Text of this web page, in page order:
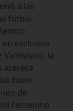
a las
fútbol
exclusiva
Valdivieso, la
acerera
fases
de
Femenino